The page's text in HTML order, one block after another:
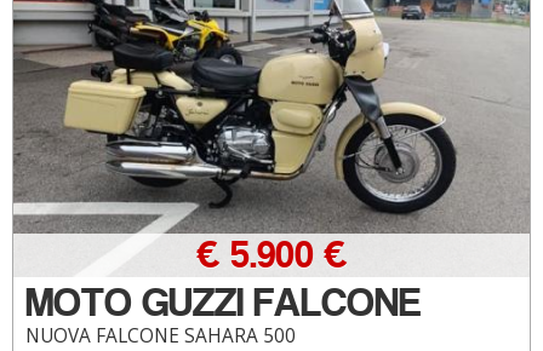
MOTO GUZZI FALCONE
NUOVA FALCONE SAHARA 500
€ 5.900 €